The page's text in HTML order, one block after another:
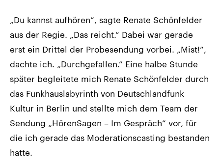
„Du kannst aufhören“, sagte Renate Schönfelder
aus der Regie. „Das reicht.“ Dabei war gerade
erst ein Drittel der Probesendung vorbei. „Mist!“,
dachte ich. „Durchgefallen.“ Eine halbe Stunde
später begleitete mich Renate Schönfelder durch
das Funkhauslabyrinth von Deutschlandfunk
Kultur in Berlin und stellte mich dem Team der
Sendung „HörenSagen – Im Gespräch“ vor, für
die ich gerade das Moderationscasting bestanden
hatte.